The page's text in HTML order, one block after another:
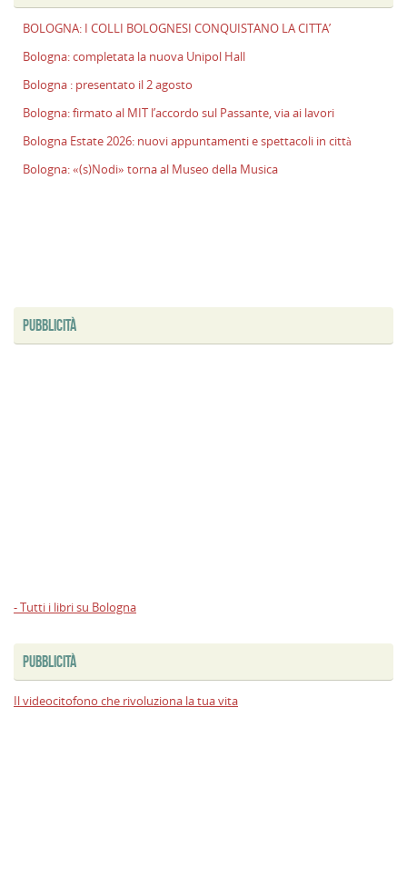
BOLOGNA: I COLLI BOLOGNESI CONQUISTANO LA CITTA’
Bologna: completata la nuova Unipol Hall
Bologna : presentato il 2 agosto
Bologna: firmato al MIT l’accordo sul Passante, via ai lavori
Bologna Estate 2026: nuovi appuntamenti e spettacoli in città
Bologna: «(s)Nodi» torna al Museo della Musica
PUBBLICITÀ
- Tutti i libri su Bologna
PUBBLICITÀ
Il videocitofono che rivoluziona la tua vita